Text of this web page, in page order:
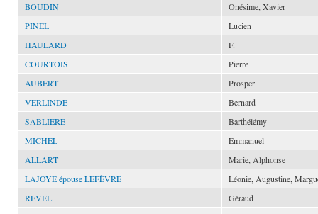
BOUDIN
Onésime, Xavier
PINEL
Lucien
HAULARD
F.
COURTOIS
Pierre
AUBERT
Prosper
VERLINDE
Bernard
SABLIÈRE
Barthélémy
MICHEL
Emmanuel
ALLART
Marie, Alphonse
LAJOYE épouse LEFÈVRE
Léonie, Augustine,
REVEL
Géraud